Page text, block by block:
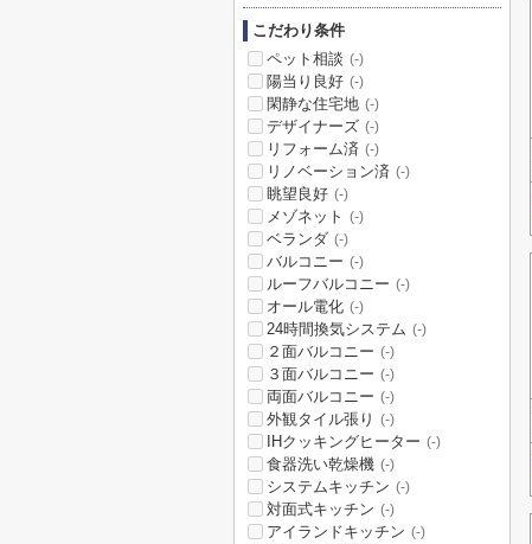
こだわり条件
ペット相談 (-)
陽当り良好 (-)
閑静な住宅地 (-)
デザイナーズ (-)
リフォーム済 (-)
リノベーション済 (-)
眺望良好 (-)
メゾネット (-)
ベランダ (-)
バルコニー (-)
ルーフバルコニー (-)
オール電化 (-)
24時間換気システム (-)
２面バルコニー (-)
３面バルコニー (-)
両面バルコニー (-)
外観タイル張り (-)
IHクッキングヒーター (-)
食器洗い乾燥機 (-)
システムキッチン (-)
対面式キッチン (-)
アイランドキッチン (-)